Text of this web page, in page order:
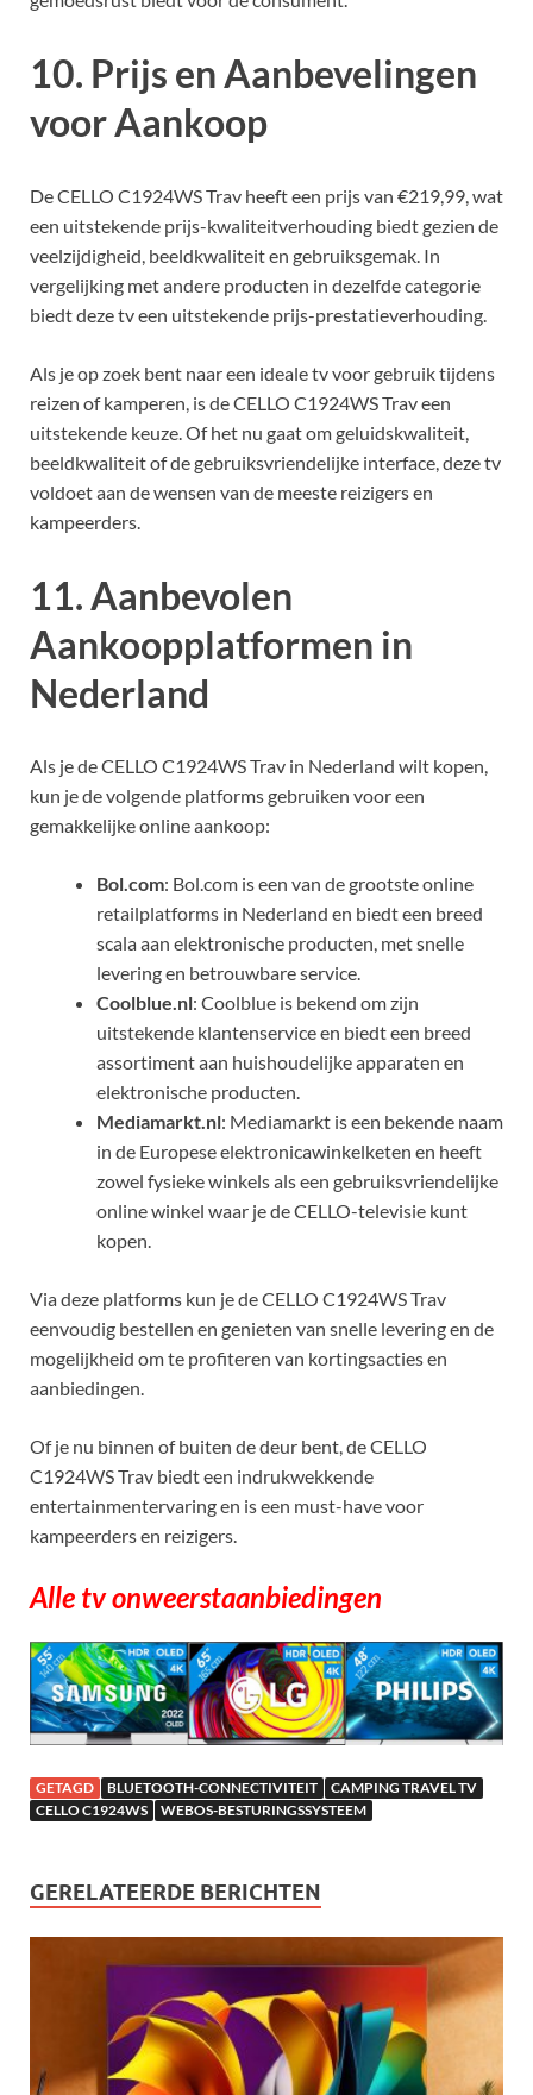
10. Prijs en Aanbevelingen
voor Aankoop
De CELLO C1924WS Trav heeft een prijs van €219,99, wat
een uitstekende prijs-kwaliteitverhouding biedt gezien de
veelzijdigheid, beeldkwaliteit en gebruiksgemak. In
vergelijking met andere producten in dezelfde categorie
biedt deze tv een uitstekende prijs-prestatieverhouding.
Als je op zoek bent naar een ideale tv voor gebruik tijdens
reizen of kamperen, is de CELLO C1924WS Trav een
uitstekende keuze. Of het nu gaat om geluidskwaliteit,
beeldkwaliteit of de gebruiksvriendelijke interface, deze tv
voldoet aan de wensen van de meeste reizigers en
kampeerders.
11. Aanbevolen
Aankoopplatformen in
Nederland
Als je de CELLO C1924WS Trav in Nederland wilt kopen,
kun je de volgende platforms gebruiken voor een
gemakkelijke online aankoop:
Bol.com: Bol.com is een van de grootste online
retailplatforms in Nederland en biedt een breed
scala aan elektronische producten, met snelle
levering en betrouwbare service.
Coolblue.nl: Coolblue is bekend om zijn
uitstekende klantenservice en biedt een breed
assortiment aan huishoudelijke apparaten en
elektronische producten.
Mediamarkt.nl: Mediamarkt is een bekende naam
in de Europese elektronicawinkelketen en heeft
zowel fysieke winkels als een gebruiksvriendelijke
online winkel waar je de CELLO-televisie kunt
kopen.
Via deze platforms kun je de CELLO C1924WS Trav
eenvoudig bestellen en genieten van snelle levering en de
mogelijkheid om te profiteren van kortingsacties en
aanbiedingen.
Of je nu binnen of buiten de deur bent, de CELLO
C1924WS Trav biedt een indrukwekkende
entertainmentervaring en is een must-have voor
kampeerders en reizigers.
Alle tv onweerstaanbiedingen
GETAGD BLUETOOTH-CONNECTIVITEIT
CAMPING TRAVEL TV
CELLO C1924WS
WEBOS-BESTURINGSSYSTEEM
GERELATEERDE BERICHTEN